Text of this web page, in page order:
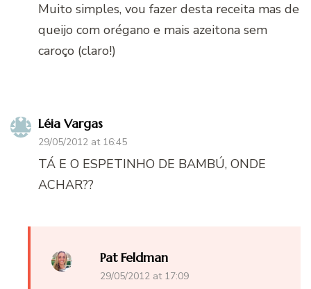
Muito simples, vou fazer desta receita mas de
queijo com orégano e mais azeitona sem
caroço (claro!)
Léia Vargas
29/05/2012 at 16:45
TÁ E O ESPETINHO DE BAMBÚ, ONDE
ACHAR??
Pat Feldman
29/05/2012 at 17:09